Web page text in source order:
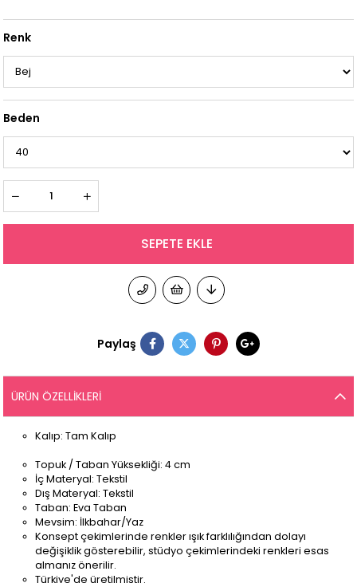
Renk
Beden
Paylaş
ÜRÜN ÖZELLIKLERI
Kalıp: Tam Kalıp
Topuk / Taban Yüksekliği: 4 cm
İç Materyal: Tekstil
Dış Materyal: Tekstil
Taban: Eva Taban
Mevsim: İlkbahar/Yaz
Konsept çekimlerinde renkler ışık farklılığından dolayı
değişiklik gösterebilir, stüdyo çekimlerindeki renkleri esas
almanız önerilir.
Türkiye'de üretilmiştir.